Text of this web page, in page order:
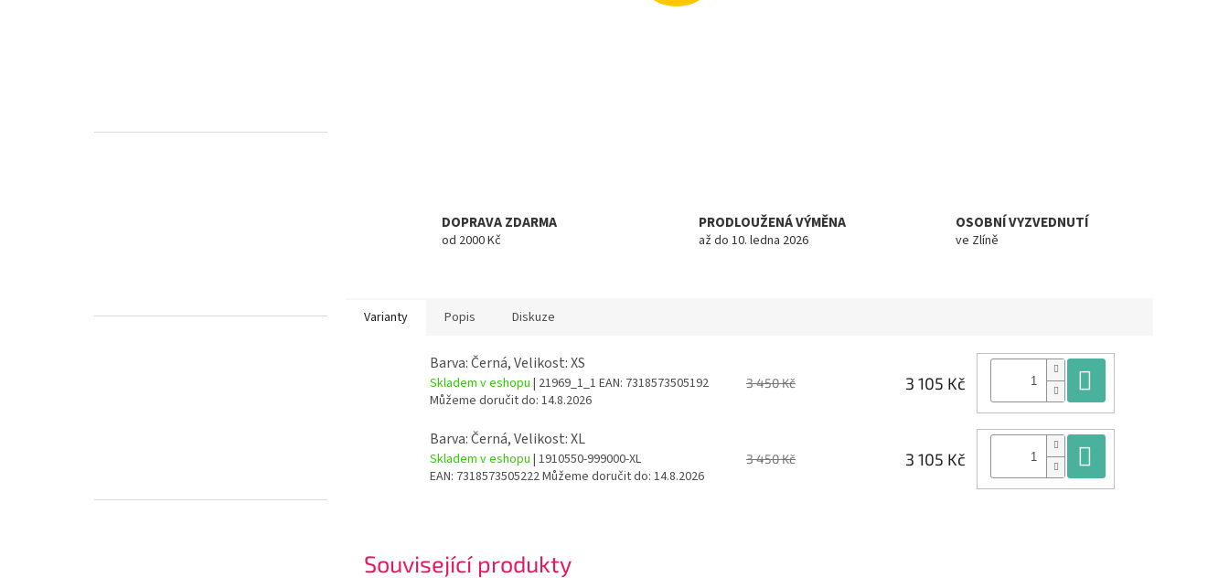
DOPRAVA ZDARMA
od 2000 Kč
PRODLOUŽENÁ VÝMĚNA
až do 10. ledna 2026
OSOBNÍ VYZVEDNUTÍ
ve Zlíně
Související produkty
Varianty Popis Diskuze
Barva: Černá, Velikost: XS
Skladem v eshopu | 21969_1_1 EAN: 7318573505192
Můžeme doručit do: 14.8.2026
3 450 Kč 3 105 Kč
Barva: Černá, Velikost: XL
Skladem v eshopu | 1910550-999000-XL
EAN: 7318573505222Můžeme doručit do: 14.8.2026
3 450 Kč 3 105 Kč